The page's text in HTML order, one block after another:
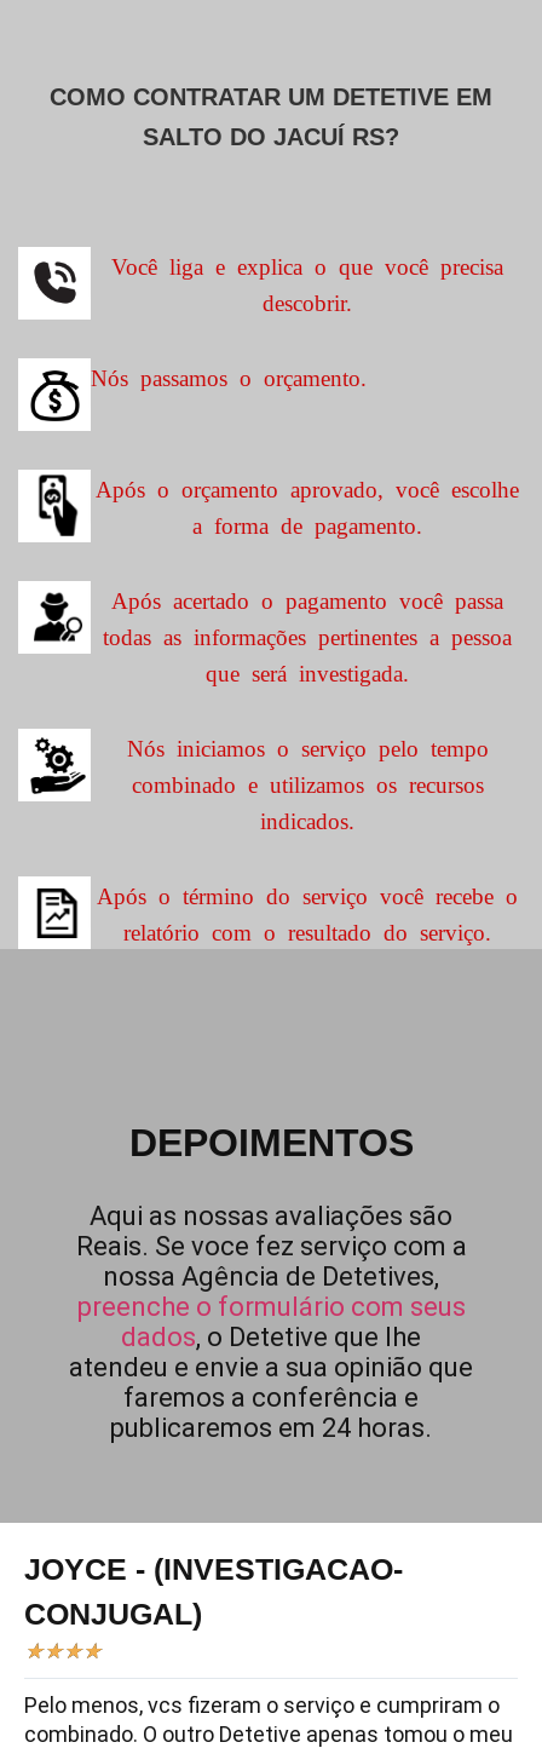
COMO CONTRATAR UM DETETIVE EM
SALTO DO JACUÍ RS?
Você liga e explica o que você precisa
descobrir.
Nós passamos o orçamento.
Após o orçamento aprovado, você escolhe
a forma de pagamento.
Após acertado o pagamento você passa
todas as informações pertinentes a pessoa
que será investigada.
Nós iniciamos o serviço pelo tempo
combinado e utilizamos os recursos
indicados.
Após o término do serviço você recebe o
relatório com o resultado do serviço.
DEPOIMENTOS
Aqui as nossas avaliações são
Reais. Se voce fez serviço com a
nossa Agência de Detetives,
preenche o formulário com seus
dados, o Detetive que lhe
atendeu e envie a sua opinião que
faremos a conferência e
publicaremos em 24 horas.
JOYCE - (INVESTIGACAO-
CONJUGAL)
★★★★
Pelo menos, vcs fizeram o serviço e cumpriram o
combinado. O outro Detetive apenas tomou o meu